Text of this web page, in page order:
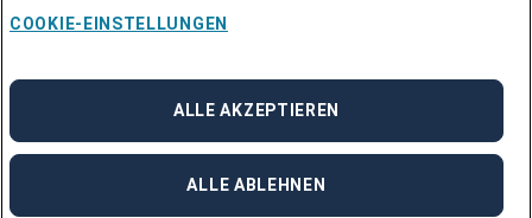
NUTZUNGSBEDINGUNGEN
COOKIE-RICHTLINIEN
BESCHWERDESTELLE
linkedinFacebook
Instagram
COOKIE-EINSTELLUNGEN
ALLE ABLEHNEN
ALLE AKZEPTIEREN